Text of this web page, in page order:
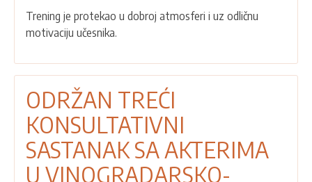
dobitnike
grantova
Trening je protekao u dobroj atmosferi i uz odličnu
motivaciju učesnika.
ODRŽAN TREĆI
KONSULTATIVNI
SASTANAK SA AKTERIMA
U VINOGRADARSKO-